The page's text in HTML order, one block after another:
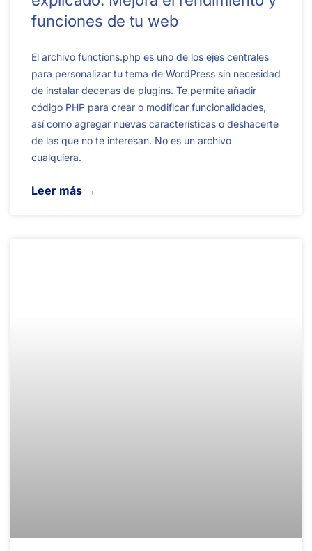
funciones de tu web
El archivo functions.php es uno de los ejes centrales
para personalizar tu tema de WordPress sin necesidad
de instalar decenas de plugins. Te permite añadir
código PHP para crear o modificar funcionalidades,
así como agregar nuevas características o deshacerte
de las que no te interesan. No es un archivo
cualquiera.
Leer más →